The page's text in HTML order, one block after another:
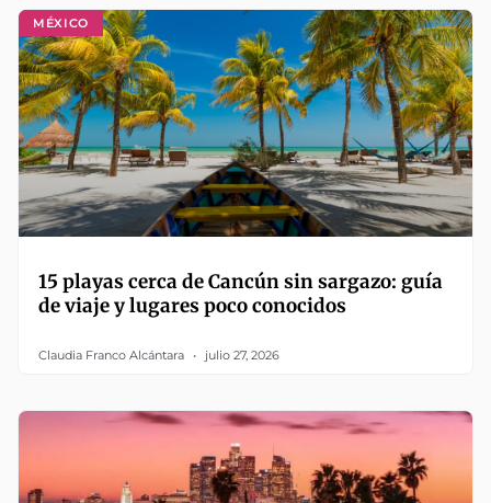
MÉXICO
15 playas cerca de Cancún sin sargazo: guía
de viaje y lugares poco conocidos
Claudia Franco Alcántara julio 27, 2026